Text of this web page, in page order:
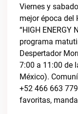
Viernes y
mejor época del
“HIGH ENERGY
programa
Despertador
7:00 a 11:00 de
México).
+52 466 663
favoritas,